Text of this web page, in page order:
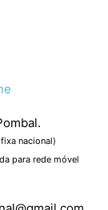
nacional)
para rede móvel